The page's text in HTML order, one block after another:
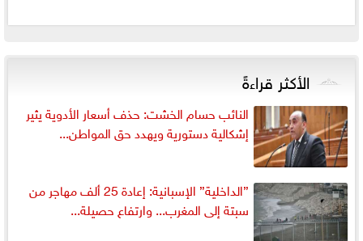
الأكثر قراءةً
النائب حسام الخشت: حذف أسعار الأدوية يثير
إشكالية دستورية ويهدد حق المواطن...
”الداخلية” الإسبانية: إعادة 25 ألف مهاجر من
سبتة إلى المغرب... وارتفاع حصيلة...